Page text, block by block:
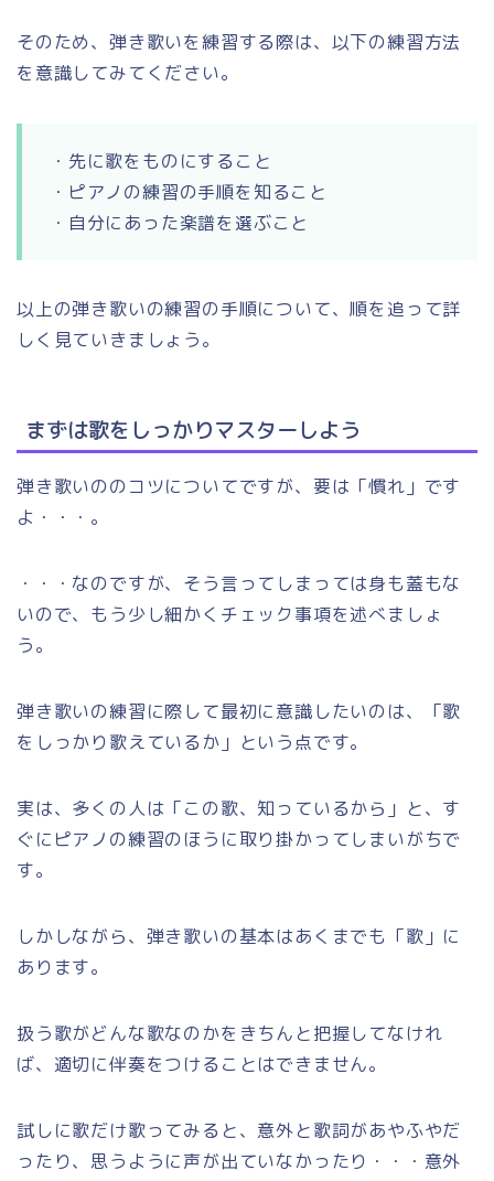
そのため、弾き歌いを練習する際は、以下の練習方法
を意識してみてください。
・先に歌をものにすること
・ピアノの練習の手順を知ること
・自分にあった楽譜を選ぶこと
以上の弾き歌いの練習の手順について、順を追って詳
しく見ていきましょう。
まずは歌をしっかりマスターしよう
弾き歌いののコツについてですが、要は「慣れ」です
よ・・・。
・・・なのですが、そう言ってしまっては身も蓋もな
いので、もう少し細かくチェック事項を述べましょ
う。
弾き歌いの練習に際して最初に意識したいのは、「歌
をしっかり歌えているか」という点です。
実は、多くの人は「この歌、知っているから」と、す
ぐにピアノの練習のほうに取り掛かってしまいがちで
す。
しかしながら、弾き歌いの基本はあくまでも「歌」に
あります。
扱う歌がどんな歌なのかをきちんと把握してなけれ
ば、適切に伴奏をつけることはできません。
試しに歌だけ歌ってみると、意外と歌詞があやふやだ
ったり、思うように声が出ていなかったり・・・意外